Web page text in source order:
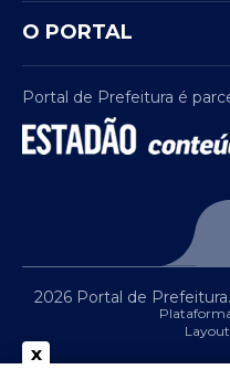
O PORTAL
Portal de Prefeitura é
2026 Portal de
Layout
x